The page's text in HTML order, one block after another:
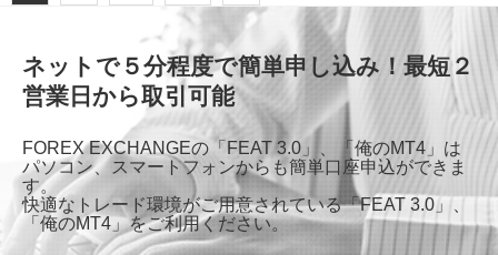
ネットで５分程度で簡単申し込み！最短２
営業日から取引可能
FOREX EXCHANGEの「FEAT 3.0」、「俺のMT4」は
パソコン、スマートフォンからも簡単口座申込ができま
す。
快適なトレード環境がご用意されている「FEAT 3.0」、
「俺のMT4」をご利用ください。